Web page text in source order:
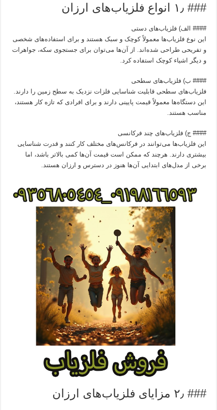
### ۱٫ انواع فلزیاب‌های ارزان
#### الف) فلزیاب‌های دستی
این نوع فلزیاب‌ها معمولاً کوچک و سبک هستند و برای استفاده‌های شخصی
و تفریحی طراحی شده‌اند. از آن‌ها می‌توان برای جستجوی سکه، جواهرات
و دیگر اشیاء کوچک استفاده کرد.
#### ب) فلزیاب‌های سطحی
فلزیاب‌های سطحی قابلیت شناسایی فلزات نزدیک به سطح زمین را دارند.
این دستگاه‌ها معمولاً قیمت پایینی دارند و برای افرادی که تازه کار هستند،
مناسب هستند.
#### ج) فلزیاب‌های چند فرکانسی
این فلزیاب‌ها می‌توانند در فرکانس‌های مختلف کار کنند و قدرت شناسایی
بیشتری دارند. هرچند که ممکن است قیمت آن‌ها کمی بالاتر باشد، اما
برخی از مدل‌های ابتدایی آن‌ها هنوز در دسترس و ارزان هستند.
### ۲٫ مزایای فلزیاب‌های ارزان